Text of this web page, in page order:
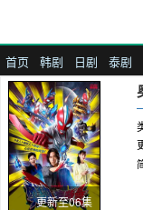
首页 韩剧 日剧 泰剧
更新至06集